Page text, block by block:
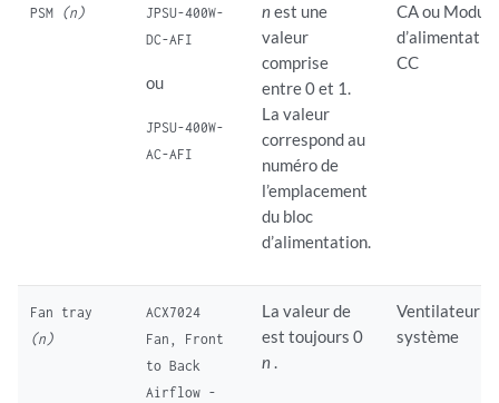
PSM (n)
JPSU-400W-
DC-AFI
ou
JPSU-400W-
AC-AFI
nest une
valeur
comprise
entre 0 et 1.
La valeur
correspond au
numéro de
l’emplacement
du bloc
d’alimentation.
CA ou Module
CC
Fan tray
(n)
ACX7024
Fan, Front
to Back
Airflow -
La valeur de
est toujours 0
n.
Ventilateur
système